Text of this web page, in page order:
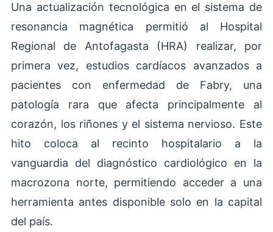
Una actualización tecnológica en el sistema de
resonancia magnética permitió al Hospital
Regional de Antofagasta (HRA) realizar, por
primera vez, estudios cardíacos avanzados a
pacientes con enfermedad de Fabry, una
patología rara que afecta principalmente al
corazón, los riñones y el sistema nervioso. Este
hito coloca al recinto hospitalario a la
vanguardia del diagnóstico cardiológico en la
macrozona norte, permitiendo acceder a una
herramienta antes disponible solo en la capital
del país.